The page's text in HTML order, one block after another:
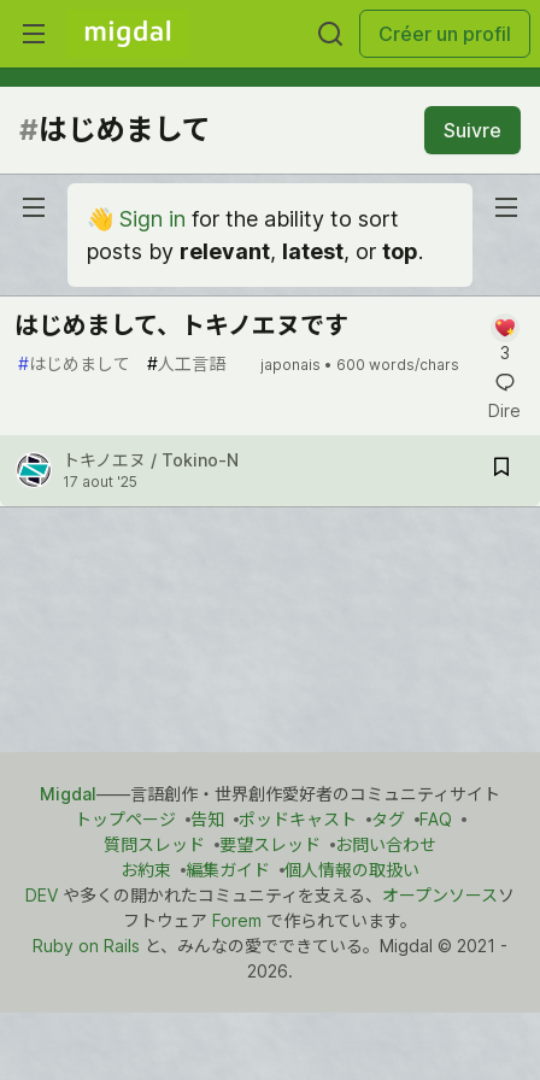
Créer un profil
#はじめまして Suivre
👋 Sign in for the ability to sort
posts by relevant, latest, or top.
はじめまして、トキノエヌです
#はじめまして #人工言語 japonais • 600 words/chars
3
Dire
トキノエヌ / Tokino-N
17 aout '25
Migdal――言語創作・世界創作愛好者のコミュニティサイト
トップページ
告知 ポッドキャスト タグ
FAQ
質問スレッド
要望スレッド
お問い合わせ
お約束
編集ガイド
個人情報の取扱い
DEV や多くの開かれたコミュニティを支える、 オープンソース ソ
フトウェア Forem で作られています。
Ruby on Rails と、みんなの愛でできている。Migdal © 2021 -
2026.